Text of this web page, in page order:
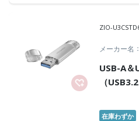
ZIO-
メーカー名
USB-A＆
（
在庫わずか